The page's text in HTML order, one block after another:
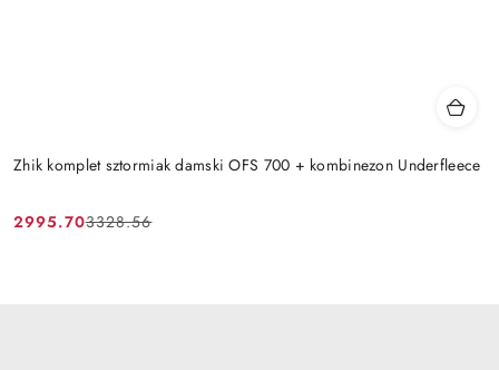
Zhik komplet sztormiak damski OFS 700 + kombinezon Underfleece
Cena
2995.70
Cena
3328.56